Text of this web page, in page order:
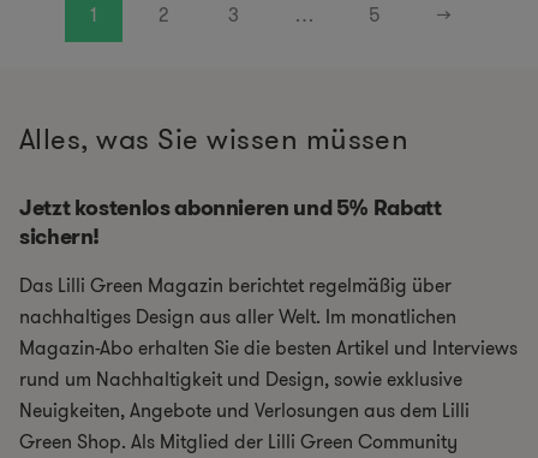
1 2 3 … 5 →
Alles, was Sie wissen müssen
Jetzt kostenlos abonnieren und 5% Rabatt
sichern!
Das Lilli Green Magazin berichtet regelmäßig über
nachhaltiges Design aus aller Welt. Im monatlichen
Magazin-Abo erhalten Sie die besten Artikel und Interviews
rund um Nachhaltigkeit und Design, sowie exklusive
Neuigkeiten, Angebote und Verlosungen aus dem Lilli
Green Shop. Als Mitglied der Lilli Green Community